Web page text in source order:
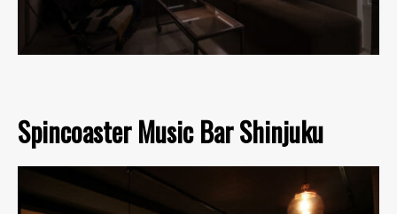
Spincoaster Music Bar Shinjuku